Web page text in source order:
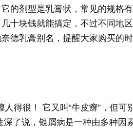
的剂型是乳膏状，常见的规格
十块钱就能搞定，不过不同地
德乳膏别名，提醒大家购买的
得很！ 它又叫“牛皮癣”，但可
了说，银屑病是一种由多种因